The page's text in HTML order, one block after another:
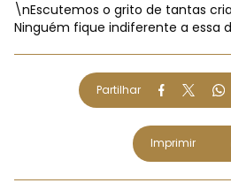
\nEscutemos o grito de tantas
Ninguém fique indiferente a essa
Partilhar
Imprimir